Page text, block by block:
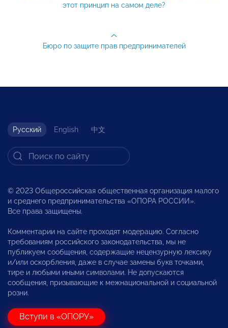
этот принцип на самом деле?
Бюро по защите прав предпринимателей
Русский English 中文
© 2023 Общероссийская общественная организация малого
и среднего предпринимательства «ОПОРА РОССИИ».
Все права защищены.
Комментарии на сайте проходят модерацию. Согласно
требованиям российского законодательства, мы не
публикуем сообщения, содержащие нецензурную лексику
и/или оскорбления, даже в случае замены букв точками,
тире и любыми иными символами. Не допускаются
сообщения, призывающие к межнациональной и социальной
розни.
Вступи в «ОПОРУ»